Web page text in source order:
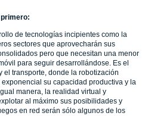
de tecnologías incipientes como la
sectores que aprovecharán sus
pero que necesitan una menor
para seguir desarrollándose. Es el
el transporte, donde la robotización
su capacidad productiva y la
manera, la realidad virtual y
al máximo sus posibilidades y
en red serán sólo algunos de los